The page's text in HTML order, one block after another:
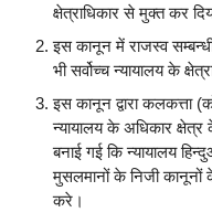
क्षेत्राधिकार से मुक्त कर
इस कानून में राजस्व
भी सर्वोच्च न्यायालय के
इस कानून द्वारा कलकत्ता
न्यायालय के अधिकार
बनाई गई कि न्यायालय
मुसलमानों के निजी कानूनों
करे।